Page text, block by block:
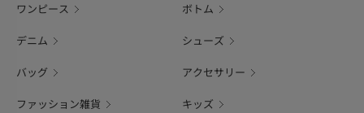
ワンピース ボトム
デニム シューズ
バッグ アクセサリー
ファッション雑貨 キッズ